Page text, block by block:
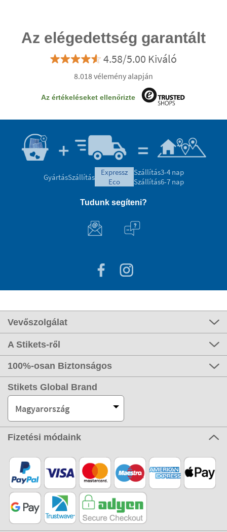
Az elégedettség garantált
4.58/5.00 Kiváló
8.018 vélemény alapján
Az értékeléseket ellenőrizte
GyártásSzállítás
expressz
eco
Szállítás3-4 nap
Szállítás6-7 nap
Tudunk segíteni?
Vevőszolgálat
A Stikets-ről
100%-osan Biztonságos
Stikets Global Brand
Magyarország
Fizetési módaink